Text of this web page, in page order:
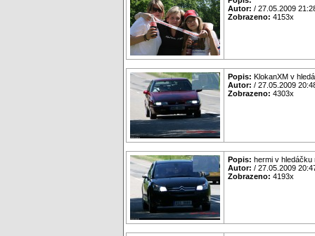
Autor: / 27.05.2009
Zobrazeno: 4153x
Popis: KlokanXM v
Autor: / 27.05.2009
Zobrazeno: 4303x
Popis: hermi v hledáčku
Autor: / 27.05.2009
Zobrazeno: 4193x